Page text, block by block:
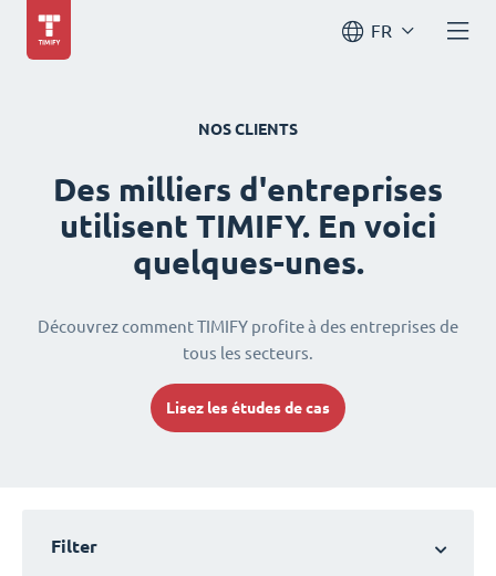
FR
NOS CLIENTS
Des milliers d'entreprises
utilisent TIMIFY. En voici
quelques-unes.
Découvrez comment TIMIFY profite à des entreprises de
tous les secteurs.
Lisez les études de cas
Filter